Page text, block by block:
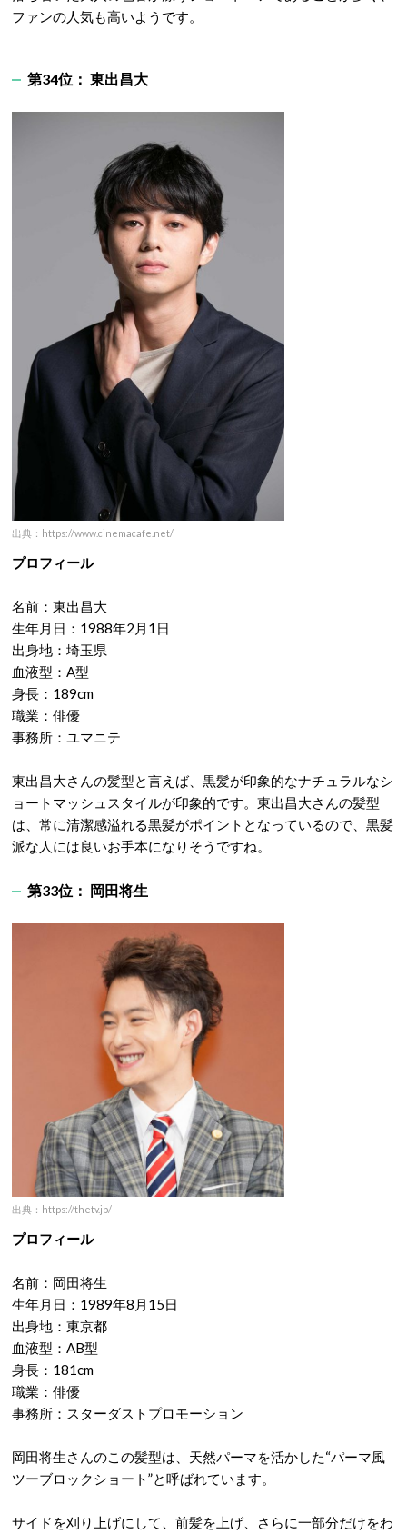
ファンの人気も高いようです。
第34位： 東出昌大
出典：https://www.cinemacafe.net/
プロフィール
名前：東出昌大
生年月日：1988年2月1日
出身地：埼玉県
血液型：A型
身長：189cm
職業：俳優
事務所：ユマニテ
東出昌大さんの髪型と言えば、黒髪が印象的なナチュラルなシ
ョートマッシュスタイルが印象的です。東出昌大さんの髪型
は、常に清潔感溢れる黒髪がポイントとなっているので、黒髪
派な人には良いお手本になりそうですね。
第33位： 岡田将生
出典：https://thetv.jp/
プロフィール
名前：岡田将生
生年月日：1989年8月15日
出身地：東京都
血液型：AB型
身長：181cm
職業：俳優
事務所：スターダストプロモーション
岡田将生さんのこの髪型は、天然パーマを活かした“パーマ風
ツーブロックショート”と呼ばれています。
サイドを刈り上げにして、前髪を上げ、さらに一部分だけをわ